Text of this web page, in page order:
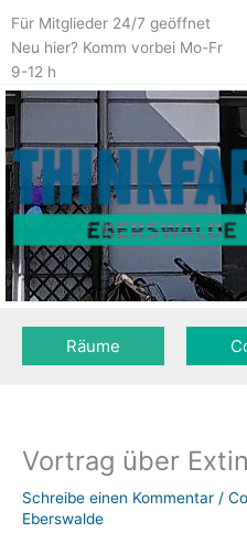
Für Mitglieder 24/7 geöffnet
Neu hier? Komm vorbei Mo-Fr
9-12 h
Räume
Vortrag über
Schreibe einen Kommentar /
Eberswalde